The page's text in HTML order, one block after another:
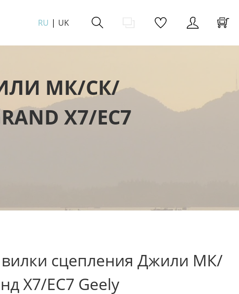
RU UK
МК/СК/
X7/EC7
сцепления Джили МК/
Х7/ЕС7 Geely